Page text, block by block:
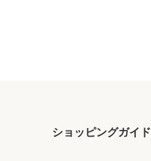
ショッピングガイド